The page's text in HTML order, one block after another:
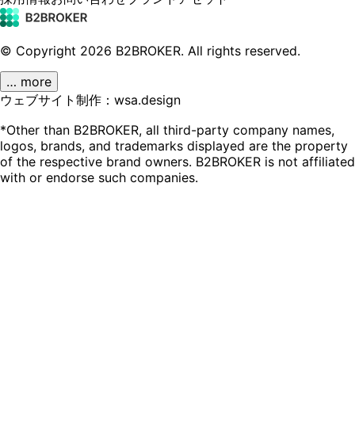
© Copyright 2026 B2BROKER. All rights reserved.
… more
ウェブサイト制作：wsa.design
*Other than B2BROKER, all third-party company names,
logos, brands, and trademarks displayed are the property
of the respective brand owners. B2BROKER is not affiliated
with or endorse such companies.